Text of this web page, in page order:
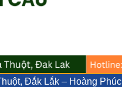
Đắk Lắk – Hoàng Phúc